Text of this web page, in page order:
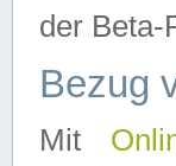
der Beta-
Bezug
Mit